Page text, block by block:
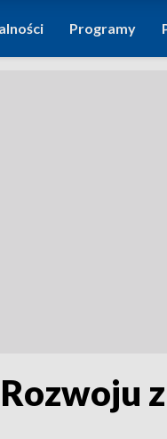
Programy